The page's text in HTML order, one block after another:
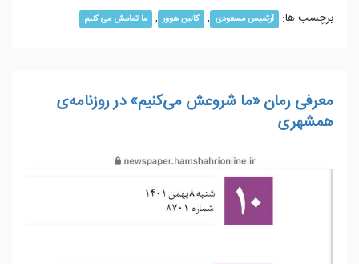
برچسب ها:
آرتمیس مسعودی , کالین هوور , ما تمامش می کنیم
معرفی رمان «ما شروعش می‌کنیم» در روزنامه‌ی
همشهری